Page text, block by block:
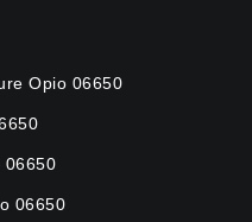
Opio 06650
06650
06650